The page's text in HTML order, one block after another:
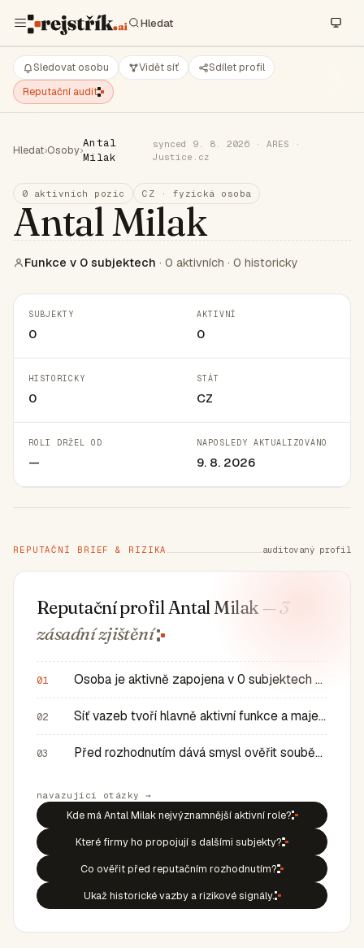
Sledovat osobu Vidět síť
Sdílet profil
Reputační audit
Hledat›Osoby›
Antal
Milak
synced 9. 8. 2026 · ARES ·
Justice.cz
0 aktivních pozic CZ · fyzická osoba
Antal Milak
Funkce v 0 subjektech · 0 aktivních · 0 historicky
SUBJEKTY
0
AKTIVNÍ
0
HISTORICKY
0
STÁT
CZ
ROLI DRŽEL OD
—
NAPOSLEDY AKTUALIZOVÁNO
9. 8. 2026
REPUTAČNÍ BRIEF & RIZIKA auditovaný profil
Reputační profil Antal Milak — 3
zásadnízjištění
01 Osoba je aktivně zapojena v 0 subjektech a má 0 historic…
02 Síť vazeb tvoří hlavně aktivní funkce a majetkové role v…
03 Před rozhodnutím dává smysl ověřit souběh rolí, historic…
navazující otázky →
Kde má Antal Milak nejvýznamnější aktivní role?
Které firmy ho propojují s dalšími subjekty?
Co ověřit před reputačním rozhodnutím?
Ukaž historické vazby a rizikové signály.